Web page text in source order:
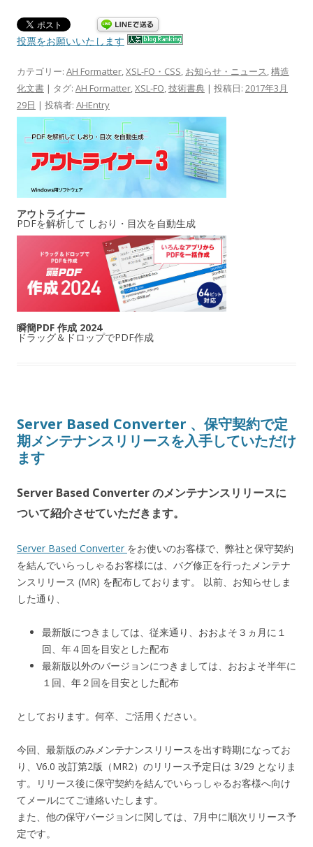
投票をお願いいたします
カテゴリー: AH Formatter,XSL-FO・CSS, お知らせ・ニュース,構造
化文書 | タグ: AH Formatter,XSL-FO,技術書典 | 投稿日: 2017年3月
29日 | 投稿者: AHEntry
アウトライナー
PDFを解析して しおり・目次を自動生成
瞬簡PDF 作成 2024
ドラッグ＆ドロップでPDF作成
Server Based Converter 、保守契約で定
期メンテナンスリリースを入手していただけ
ます
Server Based Converter のメンテナンスリリースに
ついて紹介させていただきます。
Server Based Converter をお使いのお客様で、弊社と保守契約
を結んでいらっしゃるお客様には、バグ修正を行ったメンテナ
ンスリリース (MR) を配布しております。 以前、お知らせしま
した通り、
最新版につきましては、従来通り、おおよそ３ヵ月に１
回、年４回を目安とした配布
最新版以外のバージョンにつきましては、おおよそ半年に
１回、年２回を目安とした配布
としております。何卒、ご活用ください。
今回、最新版のみメンテナンスリリースを出す時期になってお
り、V6.0 改訂第2版（MR2）のリリース予定日は 3/29 となりま
す。リリース後に保守契約を結んでいらっしゃるお客様へ向け
てメールにてご連絡いたします。
また、他の保守バージョンに関しては、7月中に順次リリース予
定です。